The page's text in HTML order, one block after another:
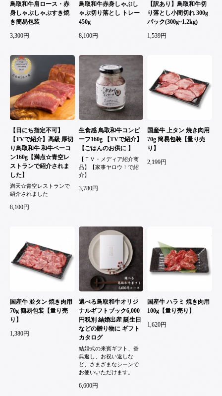
鳥取和牛肩ロース・赤
身しゃぶしゃぶすき焼
き簡易包装
3,300円
鳥取和牛赤身しゃぶし
ゃぶ切り落とし トレー
450g
8,100円
【訳あり】鳥取和牛切
り落とし小間切れ 300g
パック(300g~1.2kg)
1,539円
【日にち指定不可】
【TVで紹介】高級 厚切
り鳥取和牛 和牛ベーコ
ン160g【満点☆青空レ
ストランで紹介されま
した】
満天☆青空レストランで
紹介されました
8,100円
生食感 鳥取和牛コンビ
ーフ160g 【TVで紹介】
【ごはんのお供に 】
【ＴＶ・メディア紹介商
品】【家事ヤロウ！で紹
介】
3,780円
国産牛 上タン 焼き肉用
70g 簡易包装【量り売
り】
2,199円
国産牛 並タン 焼き肉用
70g 簡易包装【量り売
り】
1,380円
選べる鳥取和牛オリジ
ナルギフトブック6,000
円税別 結婚出産 誕生日
などの贈り物に ギフト
カタログ
結婚式の来賓ギフト、香
典返し、お祝い返しな
ど、さまざまなシーンで
お使いいただけます。
6,600円
国産牛 ハラミ 焼き肉用
100g【量り売り】
1,620円